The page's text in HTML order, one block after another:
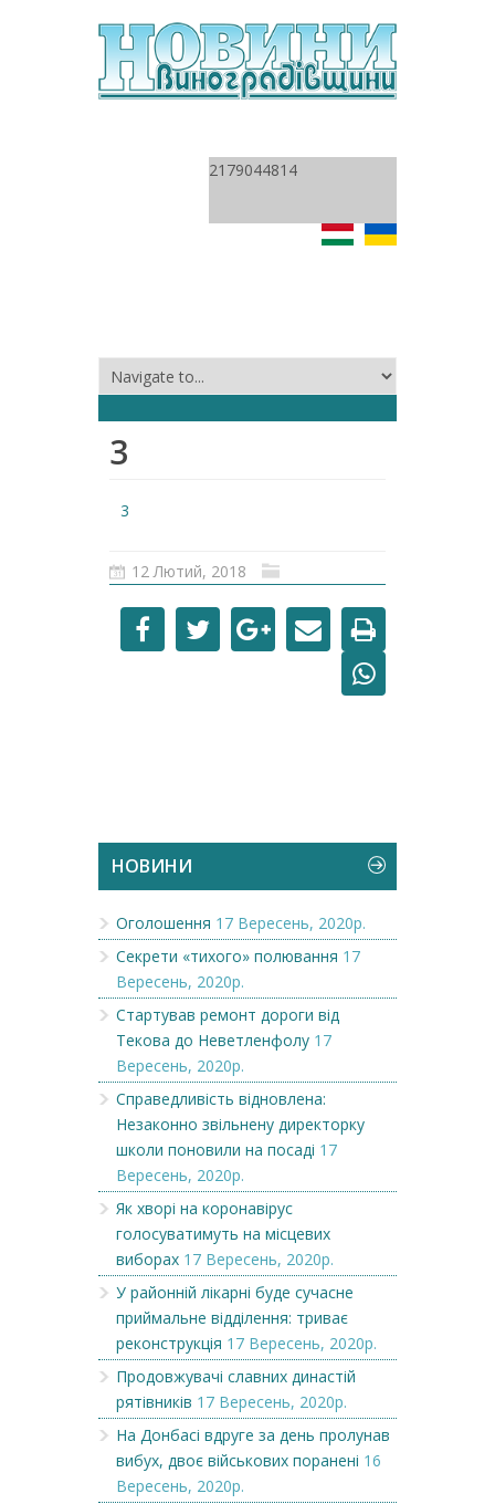
2179044814
3
3
12 Лютий, 2018
НОВИНИ
Оголошення 17 Вересень, 2020р.
Секрети «тихого» полювання 17
Вересень, 2020р.
Стартував ремонт дороги від
Текова до Неветленфолу 17
Вересень, 2020р.
Справедливість відновлена:
Незаконно звільнену директорку
школи поновили на посаді 17
Вересень, 2020р.
Як хворі на коронавірус
голосуватимуть на місцевих
виборах 17 Вересень, 2020р.
У районній лікарні буде сучасне
приймальне відділення: триває
реконструкція 17 Вересень, 2020р.
Продовжувачі славних династій
рятівників 17 Вересень, 2020р.
На Донбасі вдруге за день пролунав
вибух, двоє військових поранені 16
Вересень, 2020р.